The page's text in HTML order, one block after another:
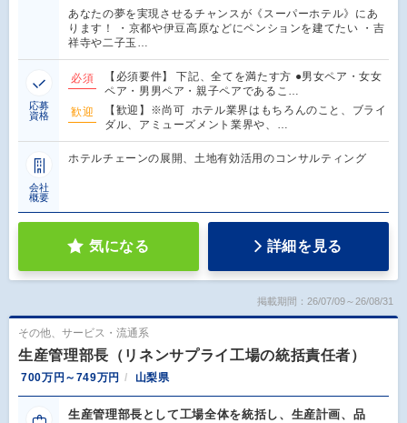
あなたの夢を実現させるチャンスが《スーパーホテル》にあ
ります！ ・京都や伊豆高原などにペンションを建てたい ・吉
祥寺や二子玉…
応募
資格
必須
【必須要件】 下記、全てを満たす方 ●男女ペア・女女
ペア・男男ペア・親子ペアであるこ…
歓迎
【歓迎】※尚可 ホテル業界はもちろんのこと、ブライ
ダル、アミューズメント業界や、…
会社
概要
ホテルチェーンの展開、土地有効活用のコンサルティング
気になる 詳細を見る
掲載期間：26/07/09～26/08/31
その他、サービス・流通系
生産管理部長（リネンサプライ工場の統括責任者）
700万円～749万円 山梨県
生産管理部長として工場全体を統括し、生産計画、品